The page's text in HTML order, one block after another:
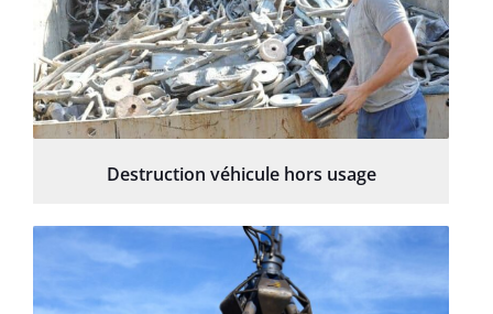
Destruction véhicule hors usage